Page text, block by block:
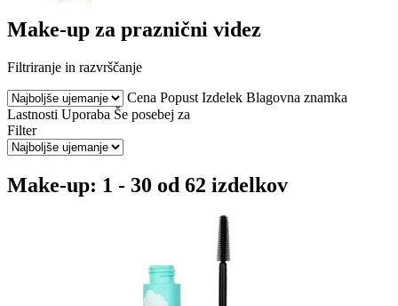
Make-up za praznični videz
Filtriranje in razvrščanje
Cena Popust Izdelek Blagovna znamka
Lastnosti Uporaba Še posebej za
Filter
Make-up: 1 - 30 od 62 izdelkov